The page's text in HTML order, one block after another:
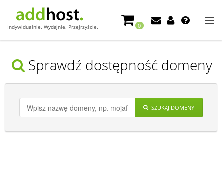
Indywidualnie. Wydajnie. Przejrzyście. 0
Sprawdź dostępność domeny
SZUKAJ DOMENY